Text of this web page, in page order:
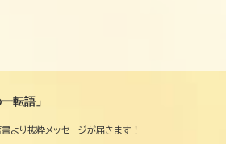
転語」
より抜粋メッセージが届きます！